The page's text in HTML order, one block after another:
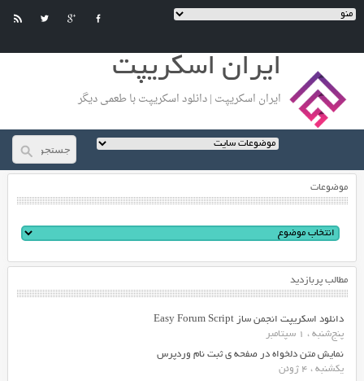
ایران اسکریپت
ایران اسکریپت | دانلود اسکریپت با طعمی دیگر
موضوعات
مطالب پربازدید
دانلود اسکریپت انجمن ساز Easy Forum Script
پنج‌شنبه ، 1 سپتامبر
نمایش متن دلخواه در صفحه ی ثبت نام وردپرس
یکشنبه ، 4 ژوئن